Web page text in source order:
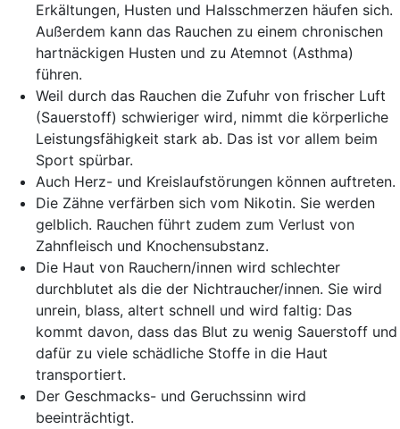
Erkältungen, Husten und Halsschmerzen häufen sich.
Außerdem kann das Rauchen zu einem chronischen
hartnäckigen Husten und zu Atemnot (Asthma)
führen.
Weil durch das Rauchen die Zufuhr von frischer Luft
(Sauerstoff) schwieriger wird, nimmt die körperliche
Leistungsfähigkeit stark ab. Das ist vor allem beim
Sport spürbar.
Auch Herz- und Kreislaufstörungen können auftreten.
Die Zähne verfärben sich vom Nikotin. Sie werden
gelblich. Rauchen führt zudem zum Verlust von
Zahnfleisch und Knochensubstanz.
Die Haut von Rauchern/innen wird schlechter
durchblutet als die der Nichtraucher/innen. Sie wird
unrein, blass, altert schnell und wird faltig: Das
kommt davon, dass das Blut zu wenig Sauerstoff und
dafür zu viele schädliche Stoffe in die Haut
transportiert.
Der Geschmacks- und Geruchssinn wird
beeinträchtigt.